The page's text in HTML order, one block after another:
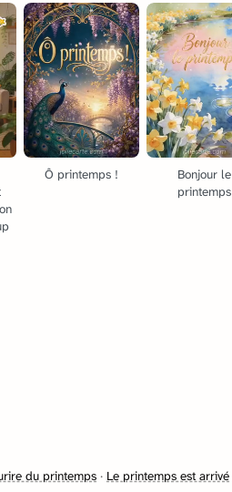
Ô printemps !
Bonjour le
printemps
du printemps · Le printemps est arrivé